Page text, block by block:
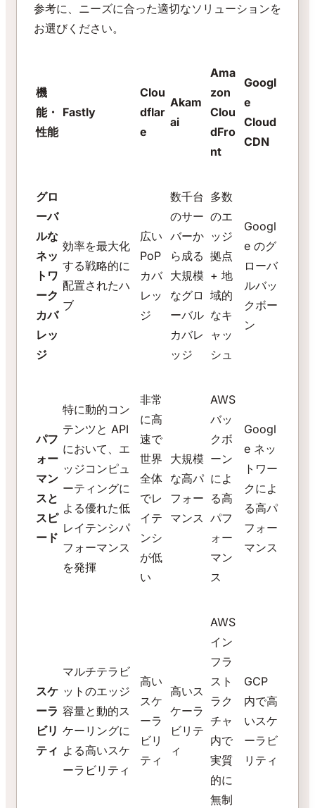
参考に、ニーズに合った適切なソリューションを
お選びください。
機
能・
性能
Fastly
Clou
dflar
e
Akam
ai
Ama
zon
Clou
dFro
nt
Googl
e
Cloud
CDN
グロ
ーバ
ルな
ネッ
トワ
ーク
カバ
レッ
ジ
効率を最大化
する戦略的に
配置されたハ
ブ
広い
PoP
カバ
レッ
ジ
数千台
のサー
バーか
ら成る
大規模
なグロ
ーバル
カバレ
ッジ
多数
のエ
ッジ
拠点
+ 地
域的
なキ
ャッ
シュ
Googl
e のグ
ローバ
ルバッ
クボー
ン
パフ
ォー
マン
スと
スピ
ード
特に動的コン
テンツと API
において、エ
ッジコンピュ
ーティングに
よる優れた低
レイテンシパ
フォーマンス
を発揮
非常
に高
速で
世界
全体
でレ
イテ
ンシ
が低
い
大規模
な高パ
フォー
マンス
AWS
バッ
クボ
ーン
によ
る高
パフ
ォー
マン
ス
Googl
e ネッ
トワー
クによ
る高パ
フォー
マンス
スケ
ーラ
ビリ
ティ
マルチテラビ
ットのエッジ
容量と動的ス
ケーリングに
よる高いスケ
ーラビリティ
高い
スケ
ーラ
ビリ
ティ
高いス
ケーラ
ビリテ
ィ
AWS
イン
フラ
スト
ラク
チャ
内で
実質
的に
無制
GCP
内で高
いスケ
ーラビ
リティ